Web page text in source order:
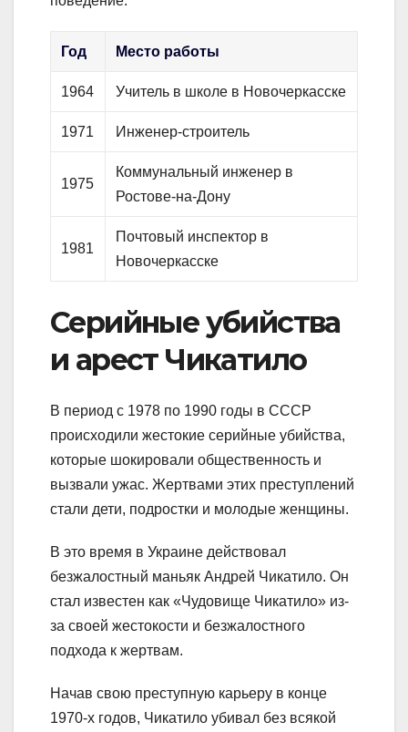
Год Место работы
1964 Учитель в школе в Новочеркасске
1971 Инженер-строитель
1975
Коммунальный инженер в
Ростове-на-Дону
1981
Почтовый инспектор в
Новочеркасске
Серийные убийства
и арест Чикатило
В период с 1978 по 1990 годы в СССР
происходили жестокие серийные убийства,
которые шокировали общественность и
вызвали ужас. Жертвами этих преступлений
стали дети, подростки и молодые женщины.
В это время в Украине действовал
безжалостный маньяк Андрей Чикатило. Он
стал известен как «Чудовище Чикатило» из-
за своей жестокости и безжалостного
подхода к жертвам.
Начав свою преступную карьеру в конце
1970-х годов, Чикатило убивал без всякой